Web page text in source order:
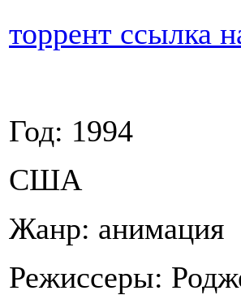
торрент ссылка
Год: 1994
США
Жанр: анимация
Режиссеры: